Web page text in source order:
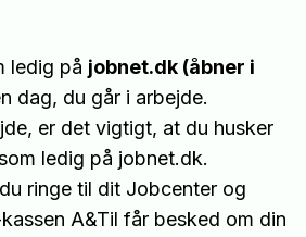
ledig på jobnet.dk (åbner i
dag, du går i arbejde.
er det vigtigt, at du husker
ledig på jobnet.dk.
ringe til dit Jobcenter og
A&Til får besked om din